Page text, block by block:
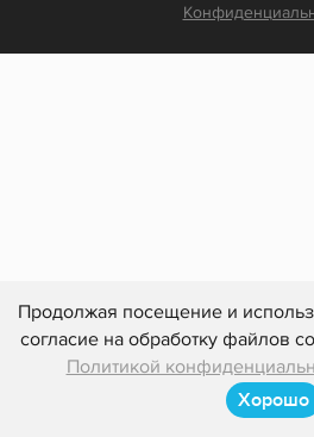
Продолжая посещение и
согласие на обработку файлов
Политикой
Хорошо